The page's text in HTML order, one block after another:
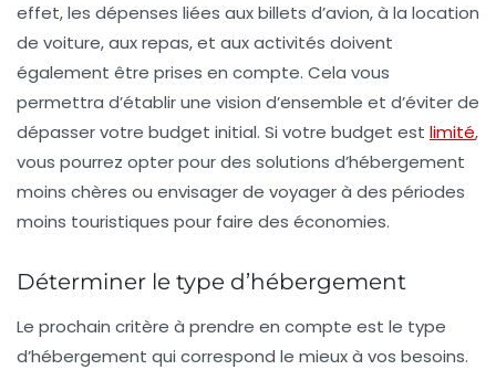
effet, les dépenses liées auxbillets d’avion, à la location
de voiture, auxrepas, et aux activités doivent
également être prises en compte. Cela vous
permettra d’établir une vision d’ensemble et d’éviter de
dépasser votre budget initial. Si votre budget est limité,
vous pourrez opter pour des solutions d’hébergement
moins chères ou envisager de voyager à des périodes
moins touristiques pour faire des économies.
Déterminer le type d’hébergement
Le prochain critère à prendre en compte est le type
d’hébergement qui correspond le mieux à vos besoins.